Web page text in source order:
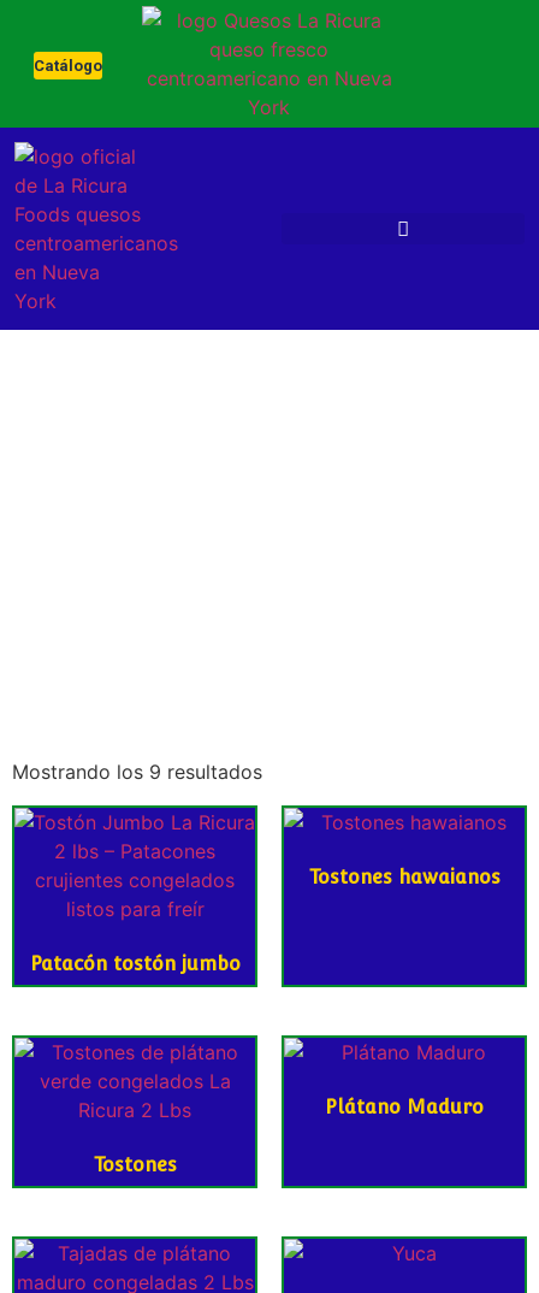
Catálogo
Mostrando los 9 resultados
Patacón tostón jumbo
Tostones hawaianos
Tostones
Plátano Maduro